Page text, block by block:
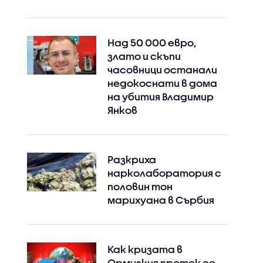
Над 50 000 евро,
злато и скъпи
часовници останали
недокоснати в дома
на убития Владимир
Янков
Разкриха
нарколаборатория с
половин тон
марихуана в Сърбия
Как кризата в